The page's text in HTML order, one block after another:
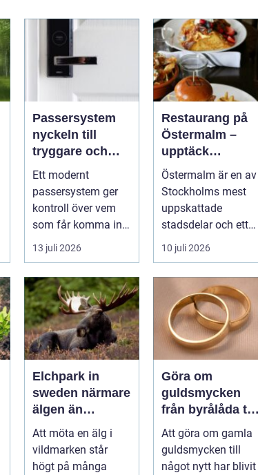
Passersystem
nyckeln till
tryggare och
smidigare
Ett modernt
passersystem ger
kontroll över vem
som får komma in i
en byggnad, när de
får komma in oc...
13 juli 2026
Restaurang på
Östermalm –
upptäck
matupplevelser i
en av
Stockholms
mest attraktiva
Östermalm är en av
Stockholms mest
uppskattade
stadsdelar och ett
självklart val f&ou...
10 juli 2026
Elchpark in
sweden närmare
älgen än
någonsin
Att möta en älg i
vildmarken står
högt på många
Göra om
guldsmycken
från byrålåda till
älskad favorit
Att göra om gamla
guldsmycken till
något nytt har blivit